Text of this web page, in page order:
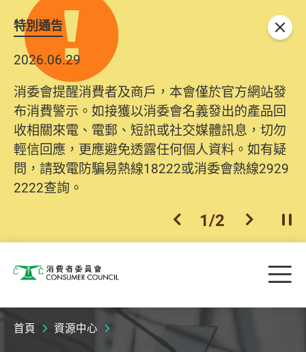
特別通告
2026.06.29
消委會提醒消費者及商戶，本會僅於官方網站發
布消費警示。如接獲以消委會名義發出的產品回
收相關來電、電郵、短訊或社交媒體訊息，切勿
輕信回應，更應避免透露任何個人資料。如有疑
問，請致電防騙易熱線18222或消委會熱線2929
2222查詢。
2025.10.31
為提升使用者體驗及網絡安全，本會的投訴處理
系統已經進行升級及推出新功能。由2025年11月
10日起，消費者需要提供基本聯絡資料（包括姓
名、電郵及電話）註冊帳戶，才可提交投訴、查
詢及建議。所有提交紀錄將清晰整合於帳戶中，
方便日後作出跟進。
上一個
2/2 下一個開
關閉
消費者委員會 目
首頁 資源中心